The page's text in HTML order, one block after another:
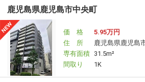
鹿児島県鹿児島市中央町
価 格
5.95万円
住 所
鹿児島県鹿児島
専有面積 31.5m²
間取り
1K